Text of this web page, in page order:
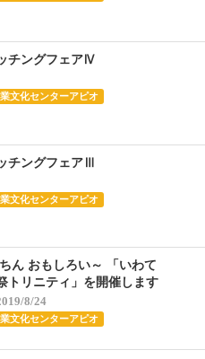
チングフェアⅣ
文化センターアピオ
チングフェアⅢ
文化センターアピオ
ん おもしろい～ 「いわて
トリニティ」を開催します
8/24
文化センターアピオ